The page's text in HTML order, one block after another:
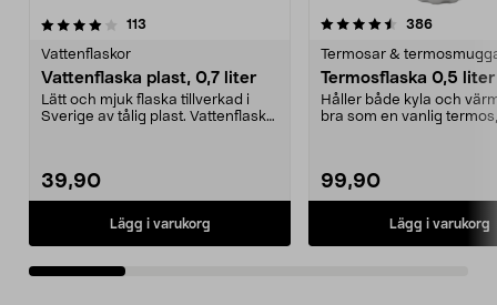
113
Vattenflaskor
Vattenflaska plast, 0,7 liter
Lätt och mjuk flaska tillverkad i
Sverige av tålig plast. Vattenflaska
39,90
Lägg i varukorg
4.5 av 5 stjärnor 386
Termosar &
Termosflaska 0,5 liter
Håller både kyla och
bra som en vanlig
99,90
Lägg i varukorg
4.5 av 5 stjärnor